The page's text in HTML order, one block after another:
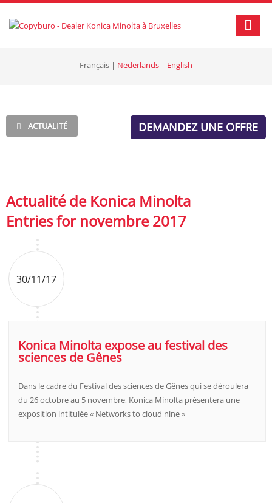
Français | Nederlands | English
ACTUALITÉ DEMANDEZ UNE OFFRE
Actualité de Konica Minolta
Entries for novembre 2017
30/11/17
Konica Minolta expose au festival des
sciences de Gênes
Dans le cadre du Festival des sciences de Gênes qui se déroulera
du 26 octobre au 5 novembre, Konica Minolta présentera une
exposition intitulée « Networks to cloud nine »